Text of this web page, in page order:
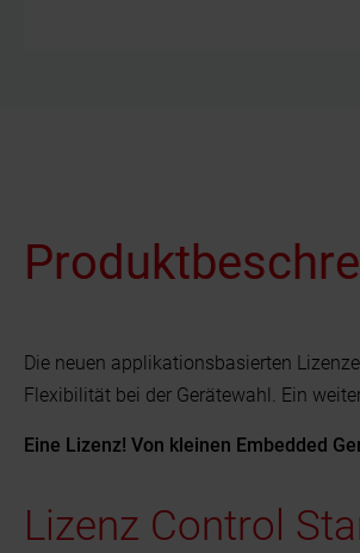
Die neuen applikationsbasierten
Flexibilität bei der Gerätewahl. Ein
Eine Lizenz! Von kleinen Embedded
Lizenz Control